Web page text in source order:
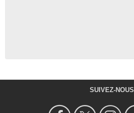
SUIVEZ-NOUS